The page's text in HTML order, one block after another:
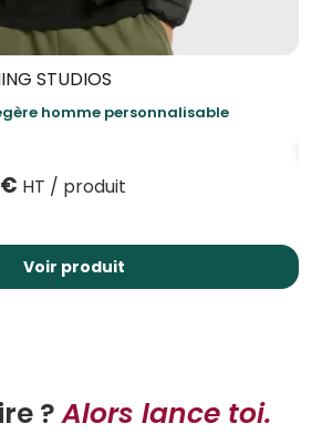
STUDIOS
homme personnalisable
€ HT / produit
Voir produit
?Alors lance toi.